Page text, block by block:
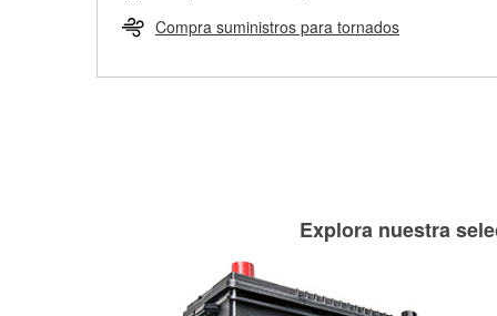
Compra suministros para tornados
Explora nuestra